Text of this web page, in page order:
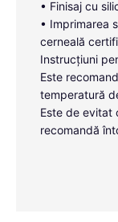
• Finisaj cu
• Imprimarea
cerneală
Instrucțiuni
Este
temperatură
Este de evitat
recomandă